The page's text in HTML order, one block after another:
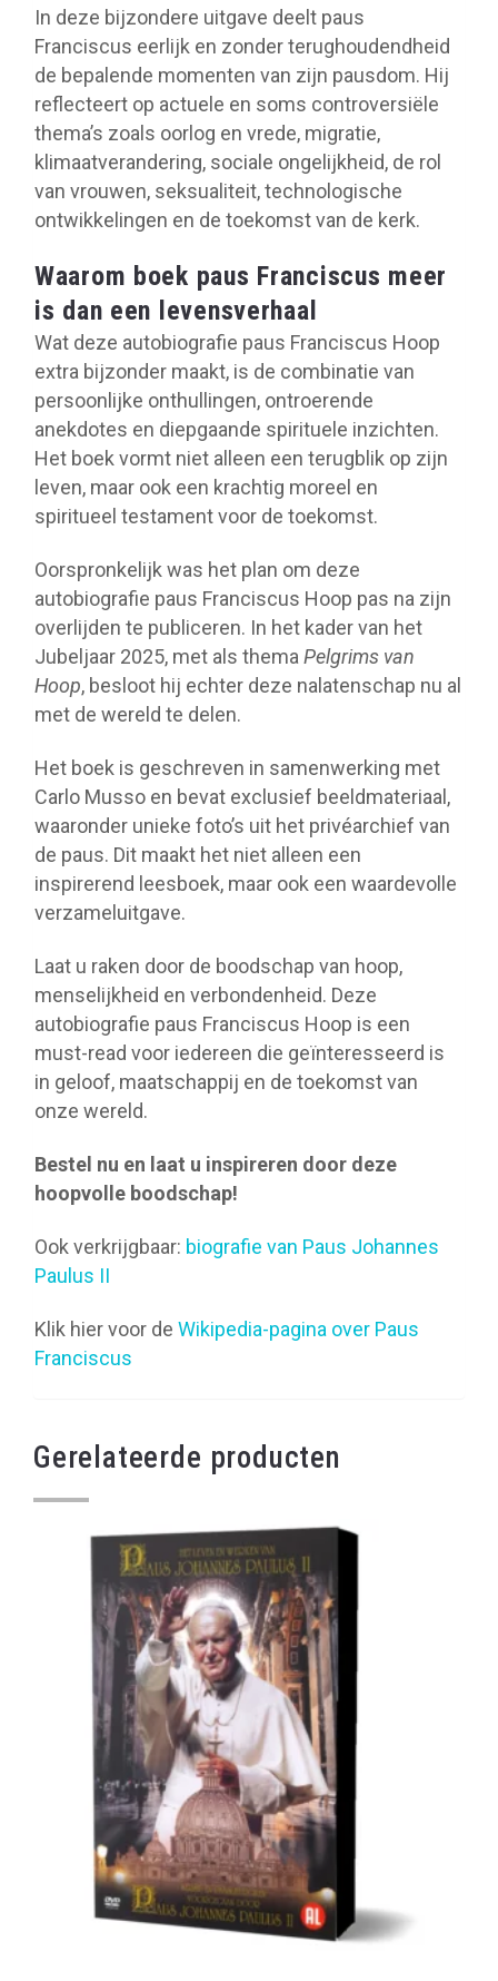
In deze bijzondere uitgave deelt paus
Franciscus eerlijk en zonder terughoudendheid
de bepalende momenten van zijn pausdom. Hij
reflecteert op actuele en soms controversiële
thema’s zoals oorlog en vrede, migratie,
klimaatverandering, sociale ongelijkheid, de rol
van vrouwen, seksualiteit, technologische
ontwikkelingen en de toekomst van de kerk.
Waarom boek paus Franciscus meer
is dan een levensverhaal
Wat deze autobiografie paus Franciscus Hoop
extra bijzonder maakt, is de combinatie van
persoonlijke onthullingen, ontroerende
anekdotes en diepgaande spirituele inzichten.
Het boek vormt niet alleen een terugblik op zijn
leven, maar ook een krachtig moreel en
spiritueel testament voor de toekomst.
Oorspronkelijk was het plan om deze
autobiografie paus Franciscus Hoop pas na zijn
overlijden te publiceren. In het kader van het
Jubeljaar 2025, met als thema Pelgrims van
Hoop, besloot hij echter deze nalatenschap nu al
met de wereld te delen.
Het boek is geschreven in samenwerking met
Carlo Musso en bevat exclusief beeldmateriaal,
waaronder unieke foto’s uit het privéarchief van
de paus. Dit maakt het niet alleen een
inspirerend leesboek, maar ook een waardevolle
verzameluitgave.
Laat u raken door de boodschap van hoop,
menselijkheid en verbondenheid. Deze
autobiografie paus Franciscus Hoop is een
must-read voor iedereen die geïnteresseerd is
in geloof, maatschappij en de toekomst van
onze wereld.
Bestel nu en laat u inspireren door deze
hoopvolle boodschap!
Ook verkrijgbaar: biografie van Paus Johannes
Paulus II
Klik hier voor de Wikipedia-pagina over Paus
Franciscus
Gerelateerde producten